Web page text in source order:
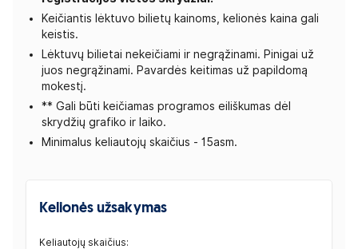
Keičiantis lėktuvo bilietų kainoms, kelionės kaina gali
keistis.
Lėktuvų bilietai nekeičiami ir negrąžinami. Pinigai už
juos negrąžinami. Pavardės keitimas už papildomą
mokestį.
** Gali būti keičiamas programos eiliškumas dėl
skrydžių grafiko ir laiko.
Minimalus keliautojų skaičius - 15asm.
Kelionės užsakymas
Keliautojų skaičius: